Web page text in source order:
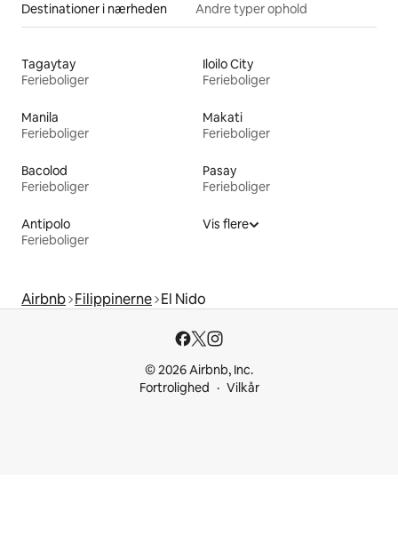
Destinationer i nærheden Andre typer ophold
Tagaytay
Ferieboliger
Iloilo City
Ferieboliger
Manila
Ferieboliger
Makati
Ferieboliger
Bacolod
Ferieboliger
Pasay
Ferieboliger
Antipolo
Ferieboliger
Vis flere
Airbnb Filippinerne El Nido
© 2026 Airbnb, Inc.
Fortrolighed
Vilkår